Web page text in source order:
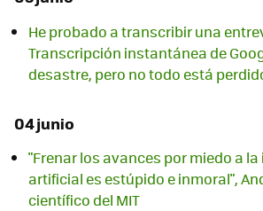
He probado a transcribir una
Transcripción instantánea de
desastre, pero no todo está
04 junio
"Frenar los avances por miedo a
artificial es estúpido e inmoral",
científico del MIT